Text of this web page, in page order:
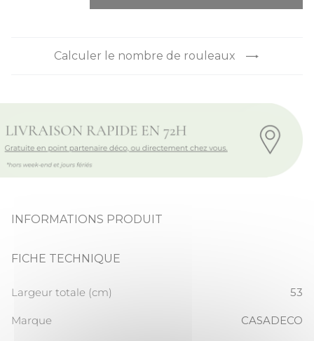
Calculer le nombre de rouleaux
INFORMATIONS PRODUIT
FICHE TECHNIQUE
Largeur totale (cm) 53
Marque CASADECO